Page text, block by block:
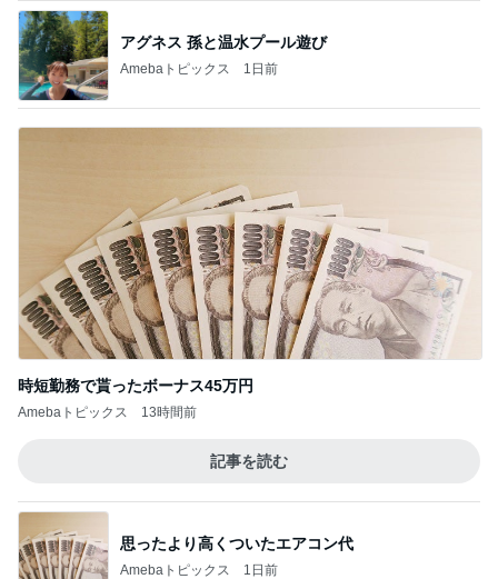
アグネス 孫と温水プール遊び
Amebaトピックス 1日前
時短勤務で貰ったボーナス45万円
Amebaトピックス 13時間前
記事を読む
思ったより高くついたエアコン代
Amebaトピックス 1日前